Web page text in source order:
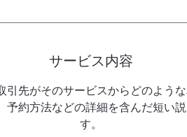
サービス内容
引先がそのサービスからどのよう
予約方法などの詳細を含んだ短い
す。